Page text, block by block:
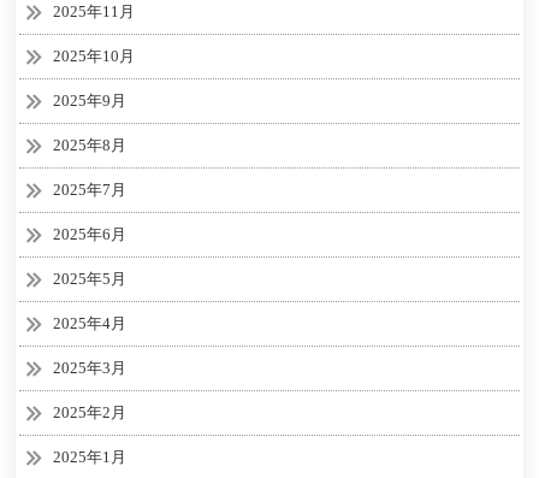
2025年11月
2025年10月
2025年9月
2025年8月
2025年7月
2025年6月
2025年5月
2025年4月
2025年3月
2025年2月
2025年1月